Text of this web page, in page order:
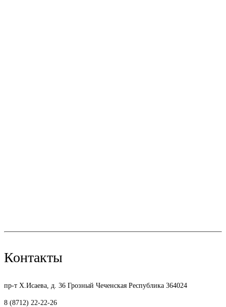
Контакты
пр-т Х.Исаева, д. 36 Грозный Чеченская Республика 364024
8 (8712) 22-22-26